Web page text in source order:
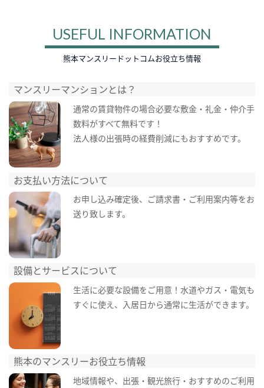
USEFUL INFORMATION
熊本マンスリードットコムお役立ち情報
マンスリーマンションとは？
通常の賃貸物件の場合必要な敷金・礼金・仲介手
数料がすべて無料です！
法人様の出張時の経費削減にもおすすめです。
お支払い方法について
お申し込み確定後、ご請求書・ご利用案内等をお
送り致します。
設備とサービスについて
生活に必要な設備をご用意！水道やガス・電気も
すぐに使え、入居日から通常に生活ができます。
熊本のマンスリーお役立ち情報
地域情報や、出張・観光旅行・おすすめのご利用